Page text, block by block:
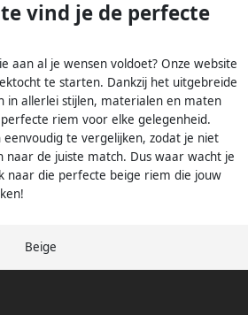
Beige
vind je de perfecte
aan al je wensen voldoet? Onze website
te starten. Dankzij het uitgebreide
in allerlei stijlen, materialen en maten
riem voor elke gelegenheid.
te vergelijken, zodat je niet
naar de juiste match. Dus waar wacht je
naar die perfecte beige riem die jouw